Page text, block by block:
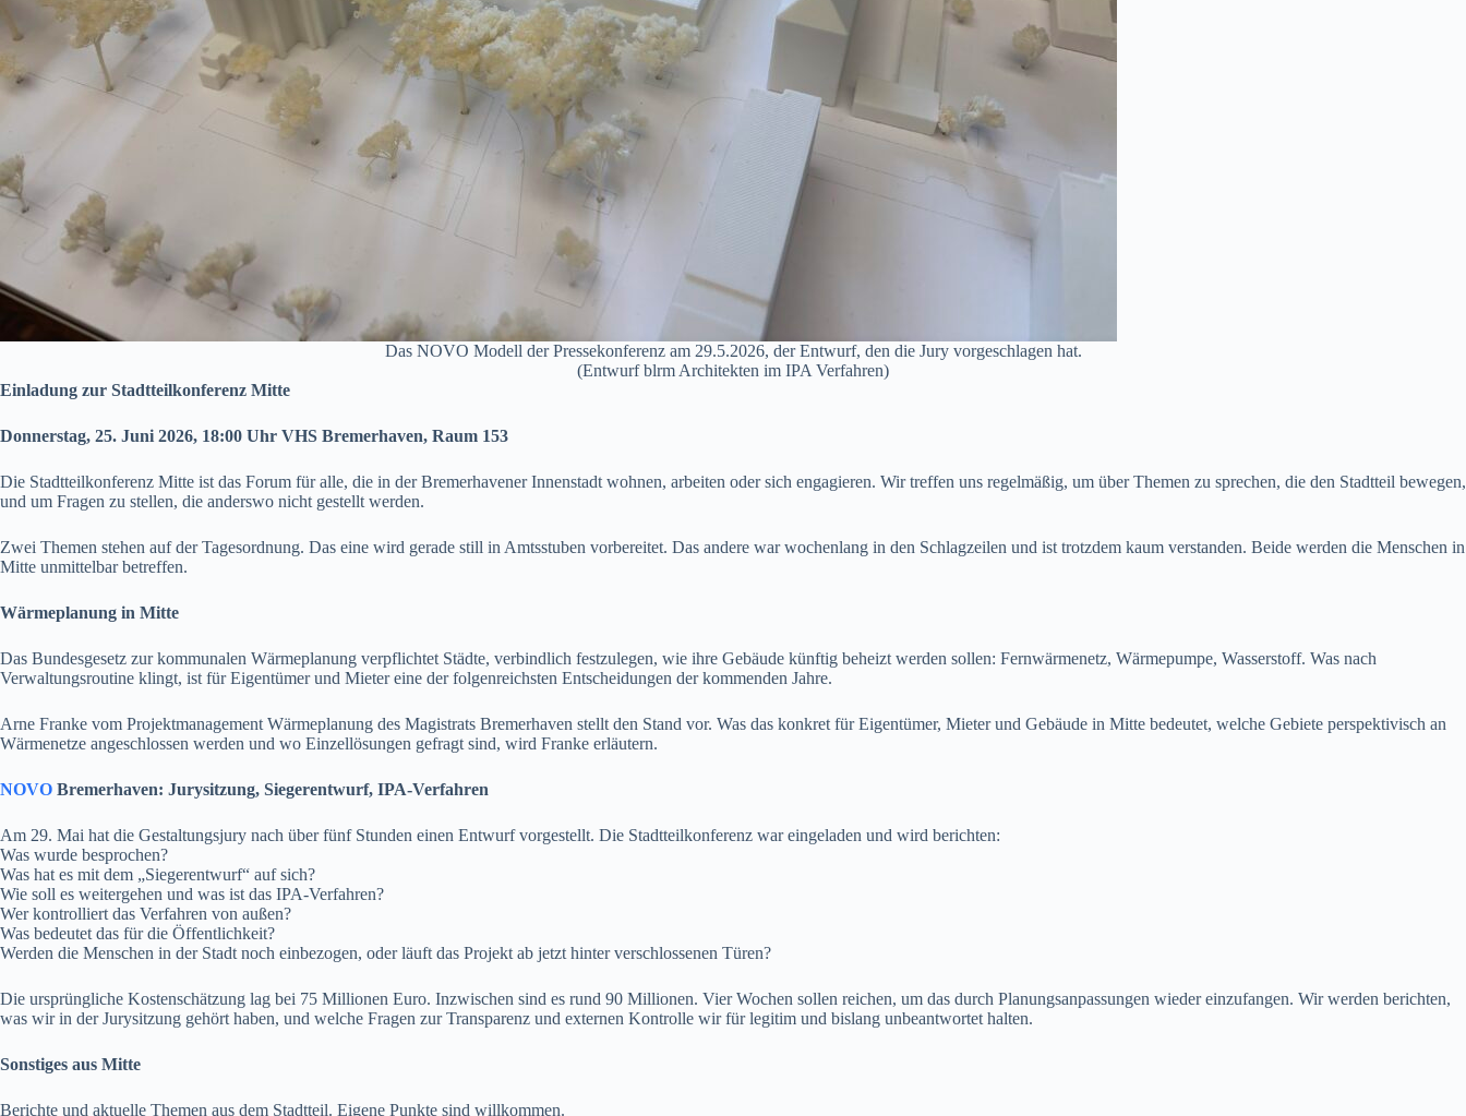
Das NOVO Modell der Pressekonferenz am 29.5.2026, der Entwurf, den die Jury vorgeschlagen hat.
(Entwurf blrm Architekten im IPA Verfahren)
Einladung zur Stadtteilkonferenz Mitte
Donnerstag, 25. Juni 2026, 18:00 Uhr VHS Bremerhaven, Raum 153
Die Stadtteilkonferenz Mitte ist das Forum für alle, die in der Bremerhavener Innenstadt wohnen, arbeiten oder sich engagieren. Wir treffen uns regelmäßig, um über Themen zu sprechen, die den Stadtteil bewegen,
und um Fragen zu stellen, die anderswo nicht gestellt werden.
Zwei Themen stehen auf der Tagesordnung. Das eine wird gerade still in Amtsstuben vorbereitet. Das andere war wochenlang in den Schlagzeilen und ist trotzdem kaum verstanden. Beide werden die Menschen in
Mitte unmittelbar betreffen.
Wärmeplanung in Mitte
Das Bundesgesetz zur kommunalen Wärmeplanung verpflichtet Städte, verbindlich festzulegen, wie ihre Gebäude künftig beheizt werden sollen: Fernwärmenetz, Wärmepumpe, Wasserstoff. Was nach
Verwaltungsroutine klingt, ist für Eigentümer und Mieter eine der folgenreichsten Entscheidungen der kommenden Jahre.
Arne Franke vom Projektmanagement Wärmeplanung des Magistrats Bremerhaven stellt den Stand vor. Was das konkret für Eigentümer, Mieter und Gebäude in Mitte bedeutet, welche Gebiete perspektivisch an
Wärmenetze angeschlossen werden und wo Einzellösungen gefragt sind, wird Franke erläutern.
NOVO Bremerhaven: Jurysitzung, Siegerentwurf, IPA-Verfahren
Am 29. Mai hat die Gestaltungsjury nach über fünf Stunden einen Entwurf vorgestellt. Die Stadtteilkonferenz war eingeladen und wird berichten:
Was wurde besprochen?
Was hat es mit dem „Siegerentwurf“ auf sich?
Wie soll es weitergehen und was ist das IPA-Verfahren?
Wer kontrolliert das Verfahren von außen?
Was bedeutet das für die Öffentlichkeit?
Werden die Menschen in der Stadt noch einbezogen, oder läuft das Projekt ab jetzt hinter verschlossenen Türen?
Die ursprüngliche Kostenschätzung lag bei 75 Millionen Euro. Inzwischen sind es rund 90 Millionen. Vier Wochen sollen reichen, um das durch Planungsanpassungen wieder einzufangen. Wir werden berichten,
was wir in der Jurysitzung gehört haben, und welche Fragen zur Transparenz und externen Kontrolle wir für legitim und bislang unbeantwortet halten.
Sonstiges aus Mitte
Berichte und aktuelle Themen aus dem Stadtteil. Eigene Punkte sind willkommen.